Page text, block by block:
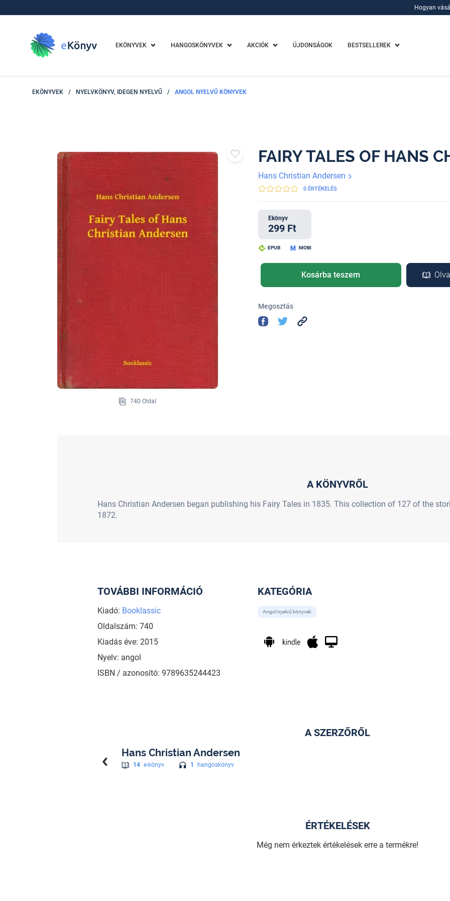
Hogyan
EKÖNYVEK HANGOSKÖNYVEK AKCIÓK ÚJDONSÁGOK BESTSELLEREK
EKÖNYVEK / NYELVKÖNYV, IDEGEN NYELVŰ / ANGOL NYELVŰ KÖNYVEK
740 Oldal
FAIRY TALES OF HANS
Hans Christian Andersen
0 ÉRTÉKELÉS
Ekönyv
299 Ft
EPUB MOBI
Kosárba teszem
Megosztás
A KÖNYVRŐL
Hans Christian Andersen began publishing his Fairy Tales in 1835. This collection of 127 of the
1872.
TOVÁBBI INFORMÁCIÓ
Kiadó: Booklassic
Oldalszám: 740
Kiadás éve: 2015
Nyelv: angol
ISBN / azonosító: 9789635244423
KATEGÓRIA
Angol nyelvű könyvek
A SZERZŐRŐL
Hans Christian Andersen
14 e-könyv 1 hangoskönyv
ÉRTÉKELÉSEK
Még nem érkeztek értékelések erre a termékre!